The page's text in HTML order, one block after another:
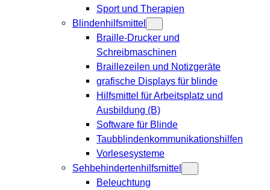
Sport und Therapien
Blindenhilfsmittel
Braille-Drucker und
Schreibmaschinen
Braillezeilen und Notizgeräte
grafische Displays für blinde
Hilfsmittel für Arbeitsplatz und
Ausbildung (B)
Software für Blinde
Taubblindenkommunikationshilfen
Vorlesesysteme
Sehbehindertenhilfsmittel
Beleuchtung